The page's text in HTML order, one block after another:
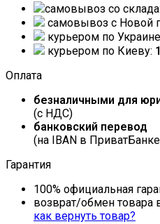
самовывоз со склада:
самовывоз c Новой
курьером по
курьером по Киеву:
Оплата
безналичными для
(с НДС)
банковский перевод
(на IBAN в
Гарантия
100% официальная
возврат/обмен товара
как вернуть товар?